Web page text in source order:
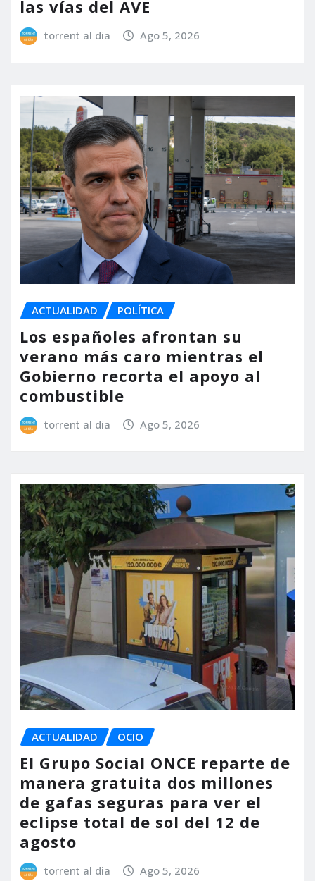
las vías del AVE
torrent al dia Ago 5, 2026
ACTUALIDAD POLÍTICA
Los españoles afrontan su
verano más caro mientras el
Gobierno recorta el apoyo al
combustible
torrent al dia Ago 5, 2026
ACTUALIDAD OCIO
El Grupo Social ONCE reparte de
manera gratuita dos millones
de gafas seguras para ver el
eclipse total de sol del 12 de
agosto
torrent al dia Ago 5, 2026